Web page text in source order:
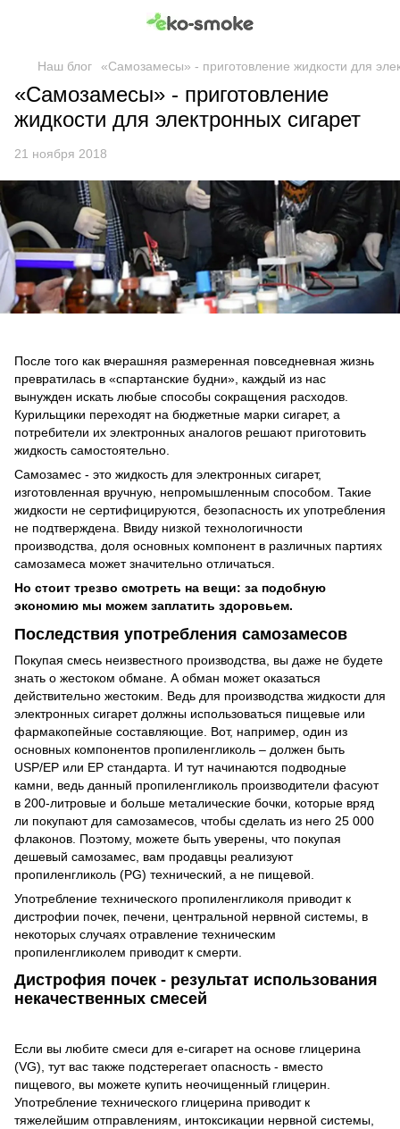
Наш блог «Самозамесы» - приготовление жидкости для
«Самозамесы» - приготовление
жидкости для электронных сигарет
21 ноября 2018
После того как вчерашняя размеренная повседневная жизнь
превратилась в «спартанские будни», каждый из нас
вынужден искать любые способы сокращения расходов.
Курильщики переходят на бюджетные марки сигарет, а
потребители их электронных аналогов решают приготовить
жидкость самостоятельно.
Самозамес - это жидкость для электронных сигарет,
изготовленная вручную, непромышленным способом. Такие
жидкости не сертифицируются, безопасность их употребления
не подтверждена. Ввиду низкой технологичности
производства, доля основных компонент в различных партиях
самозамеса может значительно отличаться.
Но стоит трезво смотреть на вещи: за подобную
экономию мы можем заплатить здоровьем.
Последствия употребления самозамесов
Покупая смесь неизвестного производства, вы даже не будете
знать о жестоком обмане. А обман может оказаться
действительно жестоким. Ведь для производства жидкости для
электронных сигарет должны использоваться пищевые или
фармакопейные составляющие. Вот, например, один из
основных компонентов пропиленгликоль – должен быть
USP/EP или EP стандарта. И тут начинаются подводные
камни, ведь данный пропиленгликоль производители фасуют
в 200-литровые и больше металические бочки, которые вряд
ли покупают для самозамесов, чтобы сделать из него 25 000
флаконов. Поэтому, можете быть уверены, что покупая
дешевый самозамес, вам продавцы реализуют
пропиленгликоль (PG) технический, а не пищевой.
Употребление технического пропиленгликоля приводит к
дистрофии почек, печени, центральной нервной системы, в
некоторых случаях отравление техническим
пропиленгликолем приводит к смерти.
Дистрофия почек - результат использования
некачественных смесей
Если вы любите смеси для е-сигарет на основе глицерина
(VG), тут вас также подстерегает опасность - вместо
пищевого, вы можете купить неочищенный глицерин.
Употребление технического глицерина приводит к
тяжелейшим отправлениям, интоксикации нервной системы,